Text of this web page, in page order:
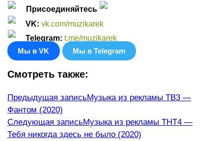
Присоединяйтесь
VK:vk.com/muzikarek
Telegram:t.me/muzikarek
Мы в VK Мы в Telegram
Смотреть также:
Еще
статьи
Предыдущая записьМузыка из рекламы ТВ3 —
Фантом (2020)
Следующая записьМузыка из рекламы ТНТ4 —
Тебя никогда здесь не было (2020)